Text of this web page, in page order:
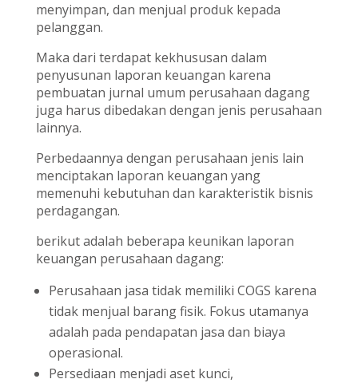
menyimpan, dan menjual produk kepada
pelanggan.
Maka dari terdapat kekhususan dalam
penyusunan laporan keuangan karena
pembuatan jurnal umum perusahaan dagang
juga harus dibedakan dengan jenis perusahaan
lainnya.
Perbedaannya dengan perusahaan jenis lain
menciptakan laporan keuangan yang
memenuhi kebutuhan dan karakteristik bisnis
perdagangan.
berikut adalah beberapa keunikan laporan
keuangan perusahaan dagang:
Perusahaan jasa tidak memiliki COGS karena
tidak menjual barang fisik. Fokus utamanya
adalah pada pendapatan jasa dan biaya
operasional.
Persediaan menjadi aset kunci,